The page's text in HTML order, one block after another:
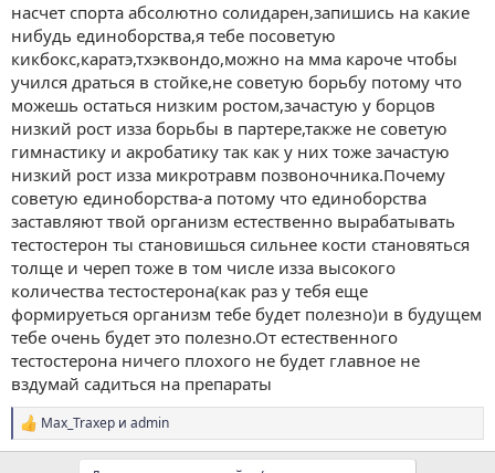
насчет спорта абсолютно солидарен,запишись на какие
нибудь единоборства,я тебе посоветую
кикбокс,каратэ,тхэквондо,можно на мма кароче чтобы
учился драться в стойке,не советую борьбу потому что
можешь остаться низким ростом,зачастую у борцов
низкий рост изза борьбы в партере,также не советую
гимнастику и акробатику так как у них тоже зачастую
низкий рост изза микротравм позвоночника.Почему
советую единоборства-а потому что единоборства
заставляют твой организм естественно вырабатывать
тестостерон ты становишься сильнее кости становяться
толще и череп тоже в том числе изза высокого
количества тестостерона(как раз у тебя еще
формируеться организм тебе будет полезно)и в будущем
тебе очень будет это полезно.От естественного
тестостерона ничего плохого не будет главное не
вздумай садиться на препараты
Р
е
Max_Traxep и admin